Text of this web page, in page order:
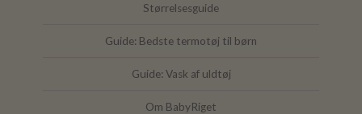
Størrelsesguide
Guide: Bedste termotøj til børn
Guide: Vask af uldtøj
Om BabyRiget